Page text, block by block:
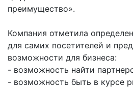
преимущество».
Компания отметила
для самих посетителей и
возможности для бизнеса:
- возможность найти
- возможность быть в курсе